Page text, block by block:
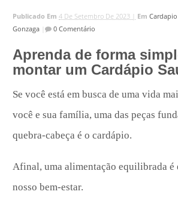
Publicado Em4 De Setembro De 2023 | Em
Gonzaga | 0 Comentário
Aprenda de forma
montar um Cardápio
Se você está em busca de uma vida
você e sua família, uma das peças
quebra-cabeça é o cardápio.
Afinal, uma alimentação equilibrada é
nosso bem-estar.